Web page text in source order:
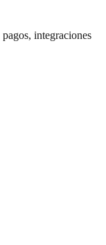
integraciones